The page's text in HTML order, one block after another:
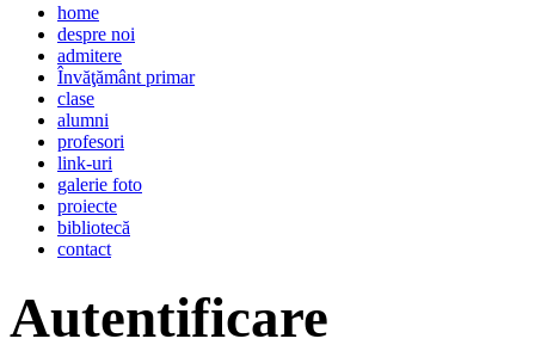
home
despre noi
admitere
Învăţământ primar
clase
alumni
profesori
link-uri
galerie foto
proiecte
bibliotecă
contact
Autentificare